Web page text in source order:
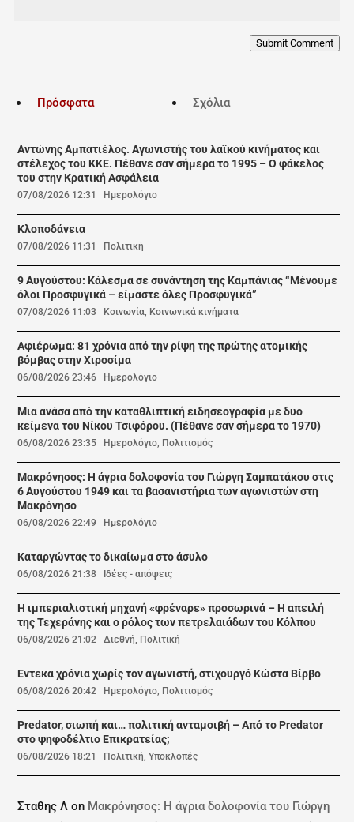
Submit Comment
Πρόσφατα Σχόλια
Αντώνης Αμπατιέλος. Αγωνιστής του λαϊκού κινήματος και
στέλεχος του ΚΚΕ. Πέθανε σαν σήμερα το 1995 – Ο φάκελος
του στην Κρατική Ασφάλεια
07/08/2026 12:31 | Ημερολόγιο
Κλοποδάνεια
07/08/2026 11:31 | Πολιτική
9 Αυγούστου: Κάλεσμα σε συνάντηση της Καμπάνιας “Μένουμε
όλοι Προσφυγικά – είμαστε όλες Προσφυγικά”
07/08/2026 11:03 | Κοινωνία Κοινωνικά κινήματα
Αφιέρωμα: 81 χρόνια από την ρίψη της πρώτης ατομικής
βόμβας στην Χιροσίμα
06/08/2026 23:46 | Ημερολόγιο
Μια ανάσα από την καταθλιπτική ειδησεογραφία με δυο
κείμενα του Νίκου Τσιφόρου. (Πέθανε σαν σήμερα το 1970)
06/08/2026 23:35 | Ημερολόγιο Πολιτισμός
Μακρόνησος: Η άγρια δολοφονία του Γιώργη Σαμπατάκου στις
6 Αυγούστου 1949 και τα βασανιστήρια των αγωνιστών στη
Μακρόνησο
06/08/2026 22:49 | Ημερολόγιο
Καταργώντας το δικαίωμα στο άσυλο
06/08/2026 21:38 | Ιδέες - απόψεις
Η ιμπεριαλιστική μηχανή «φρέναρε» προσωρινά – Η απειλή
της Τεχεράνης και ο ρόλος των πετρελαιάδων του Κόλπου
06/08/2026 21:02 |Διεθνή Πολιτική
Εντεκα χρόνια χωρίς τον αγωνιστή, στιχουργό Κώστα Βίρβο
06/08/2026 20:42 | Ημερολόγιο Πολιτισμός
Predator, σιωπή και… πολιτική ανταμοιβή – Από το Predator
στο ψηφοδέλτιο Επικρατείας;
06/08/2026 18:21 | Πολιτική ,Υποκλοπές
Σταθης Λ on Μακρόνησος: Η άγρια δολοφονία του Γιώργη